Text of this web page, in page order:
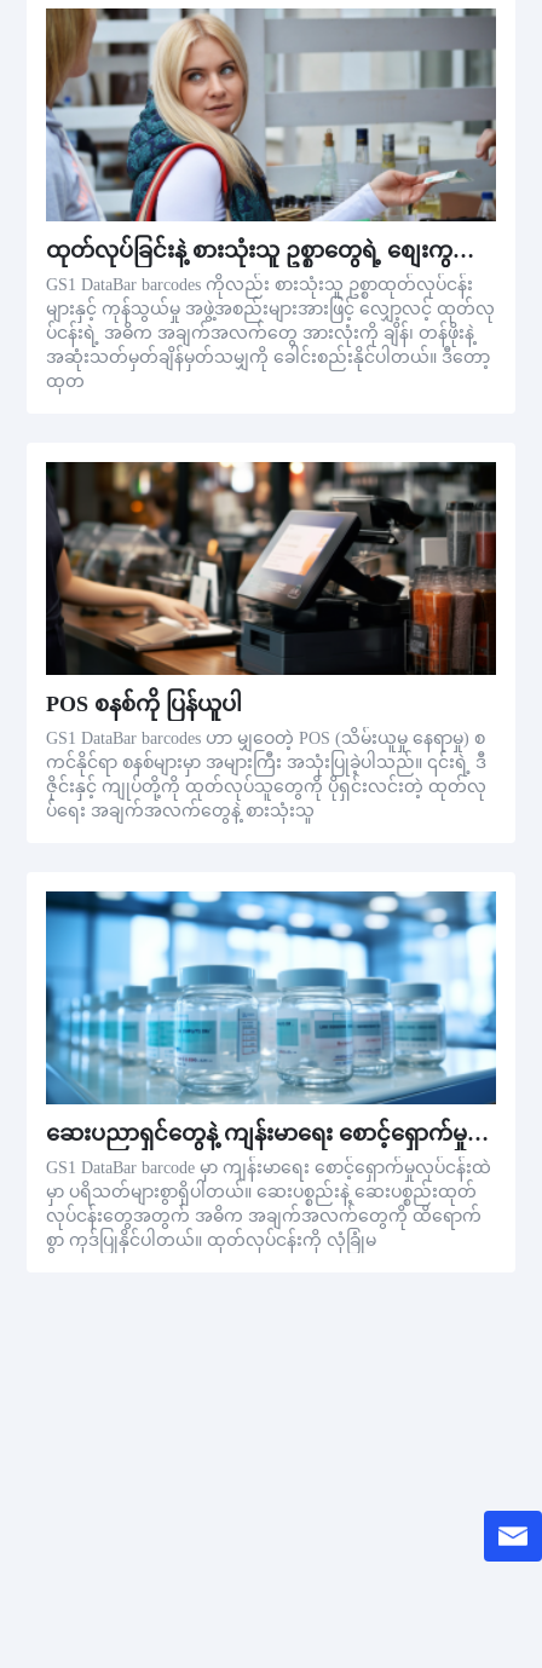
ထုတ်လုပ်ခြင်းနဲ့ စားသုံးသူ ဥစ္စာတွေရဲ့ စျေးကွက်ခြင်း
GS1 DataBar barcodes ကိုလည်း စားသုံးသူ ဥစ္စာထုတ်လုပ်ငန်း
များနှင့် ကုန်သွယ်မှု အဖွဲ့အစည်းများအားဖြင့် လျှော့လင့် ထုတ်လု
ပ်ငန်းရဲ့ အဓိက အချက်အလက်တွေ အားလုံးကို ချိန်၊ တန်ဖိုးနဲ့
အဆုံးသတ်မှတ်ချိန်မှတ်သမျှကို ခေါင်းစည်းနိုင်ပါတယ်။ ဒီတော့
ထုတ
POS စနစ်ကို ပြန်ယူပါ
GS1 DataBar barcodes ဟာ မျှဝေတဲ့ POS (သိမ်းယူမှု နေရာမှု) စ
ကင်နိုင်ရာ စနစ်များမှာ အများကြီး အသုံးပြုခဲ့ပါသည်။ ၎င်းရဲ့ ဒီ
ဇိုင်းနှင့် ကျုပ်တို့ကို ထုတ်လုပ်သူတွေကို ပိုရှင်းလင်းတဲ့ ထုတ်လု
ပ်ရေး အချက်အလက်တွေနဲ့ စားသုံးသူ
ဆေးပညာရှင်တွေနဲ့ ကျန်းမာရေး စောင့်ရှောက်မှုစီးပွားရေး
GS1 DataBar barcode မှာ ကျန်းမာရေး စောင့်ရှောက်မှုလုပ်ငန်းထဲ
မှာ ပရိသတ်များစွာရှိပါတယ်။ ဆေးပစ္စည်းနဲ့ ဆေးပစ္စည်းထုတ်
လုပ်ငန်းတွေအတွက် အဓိက အချက်အလက်တွေကို ထိရောက်
စွာ ကုဒ်ပြုနိုင်ပါတယ်။ ထုတ်လုပ်ငန်းကို လုံခြုံမ